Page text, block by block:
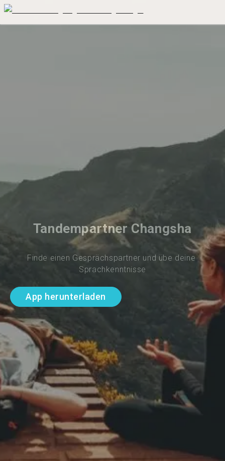
Tandempartner Changsha
Finde einen Gesprächspartner und übe deine
Sprachkenntnisse
App herunterladen